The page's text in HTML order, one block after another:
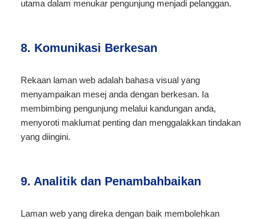
utama dalam menukar pengunjung menjadi pelanggan.
8. Komunikasi Berkesan
Rekaan laman web adalah bahasa visual yang
menyampaikan mesej anda dengan berkesan. Ia
membimbing pengunjung melalui kandungan anda,
menyoroti maklumat penting dan menggalakkan tindakan
yang diingini.
9. Analitik dan Penambahbaikan
Laman web yang direka dengan baik membolehkan